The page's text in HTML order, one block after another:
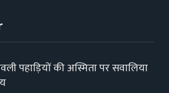
पहाड़ियों की अस्मिता पर सवालिया